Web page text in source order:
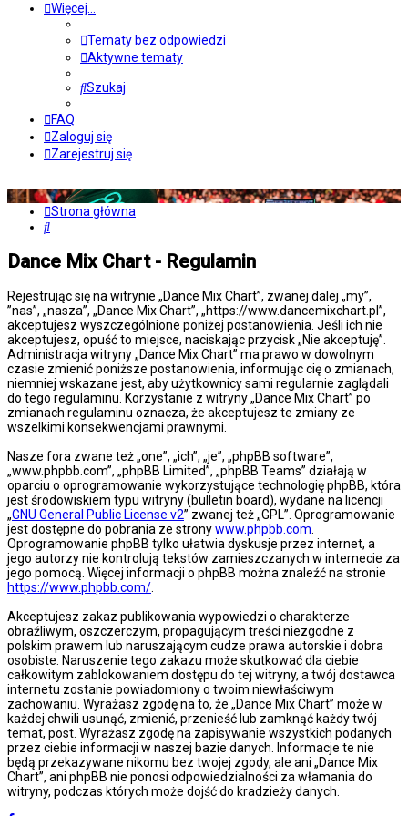
Więcej…
Tematy bez odpowiedzi
Aktywne tematy
Szukaj
FAQ
Zaloguj się
Zarejestruj się
Strona główna
Szukaj
Dance Mix Chart - Regulamin
Rejestrując się na witrynie „Dance Mix Chart”, zwanej dalej „my”,
”nas”, „nasza”, „Dance Mix Chart”, „https://www.dancemixchart.pl”,
akceptujesz wyszczególnione poniżej postanowienia. Jeśli ich nie
akceptujesz, opuść to miejsce, naciskając przycisk „Nie akceptuję”.
Administracja witryny „Dance Mix Chart” ma prawo w dowolnym
czasie zmienić poniższe postanowienia, informując cię o zmianach,
niemniej wskazane jest, aby użytkownicy sami regularnie zaglądali
do tego regulaminu. Korzystanie z witryny „Dance Mix Chart” po
zmianach regulaminu oznacza, że akceptujesz te zmiany ze
wszelkimi konsekwencjami prawnymi.
Nasze fora zwane też „one”, „ich”, „je”, „phpBB software”,
„www.phpbb.com”, „phpBB Limited”, „phpBB Teams” działają w
oparciu o oprogramowanie wykorzystujące technologię phpBB, która
jest środowiskiem typu witryny (bulletin board), wydane na licencji
„GNU General Public License v2” zwanej też „GPL”. Oprogramowanie
jest dostępne do pobrania ze stronywww.phpbb.com
Oprogramowanie phpBB tylko ułatwia dyskusje przez internet, a
jego autorzy nie kontrolują tekstów zamieszczanych w internecie za
jego pomocą. Więcej informacji o phpBB można znaleźć na stronie
https://www.phpbb.com/
Akceptujesz zakaz publikowania wypowiedzi o charakterze
obraźliwym, oszczerczym, propagującym treści niezgodne z
polskim prawem lub naruszającym cudze prawa autorskie i dobra
osobiste. Naruszenie tego zakazu może skutkować dla ciebie
całkowitym zablokowaniem dostępu do tej witryny, a twój dostawca
internetu zostanie powiadomiony o twoim niewłaściwym
zachowaniu. Wyrażasz zgodę na to, że „Dance Mix Chart” może w
każdej chwili usunąć, zmienić, przenieść lub zamknąć każdy twój
temat, post. Wyrażasz zgodę na zapisywanie wszystkich podanych
przez ciebie informacji w naszej bazie danych. Informacje te nie
będą przekazywane nikomu bez twojej zgody, ale ani „Dance Mix
Chart”, ani phpBB nie ponosi odpowiedzialności za włamania do
witryny, podczas których może dojść do kradzieży danych.